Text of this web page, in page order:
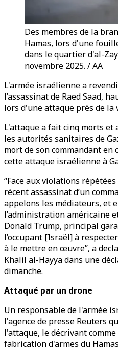
Des membres de la
Hamas, lors d'une
dans le quartier d'al-
novembre 2025. / AA
L'armée israélienne a
l’assassinat de Raed Saad,
lors d'une attaque près de la
L'attaque a fait cinq morts et
les autorités sanitaires de
mort de son commandant en
cette attaque israélienne à
“Face aux violations
récent assassinat d’un
appelons les médiateurs, et
l’administration américaine
Donald Trump, principal
l’occupant [Israël] à
à le mettre en œuvre”, a
Khalil al-Hayya dans une
dimanche.
Attaqué par un drone
Un responsable de l'armée
l'agence de presse Reuters
l'attaque, le décrivant
fabrication d'armes du